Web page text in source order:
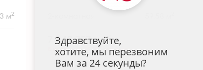
м2
7 643 757руб.
В ипотеку от 25 202 руб./мес.
Высокие потолки
+2
Здравствуйте,
хотите, мы перезвоним
Вам за 24 секунды?